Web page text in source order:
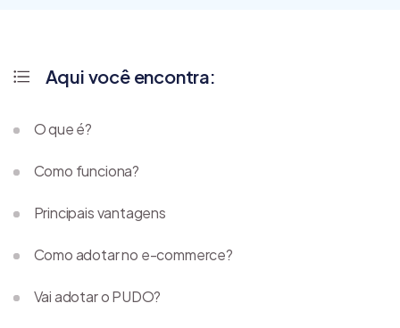
Aqui você encontra:
O que é?
Como funciona?
Principais vantagens
Como adotar no e-commerce?
Vai adotar o PUDO?